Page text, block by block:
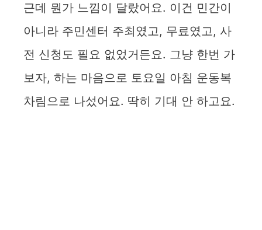
근데 뭔가 느낌이 달랐어요. 이건 민간이
아니라 주민센터 주최였고, 무료였고, 사
전 신청도 필요 없었거든요. 그냥 한번 가
보자, 하는 마음으로 토요일 아침 운동복
차림으로 나섰어요. 딱히 기대 안 하고요.